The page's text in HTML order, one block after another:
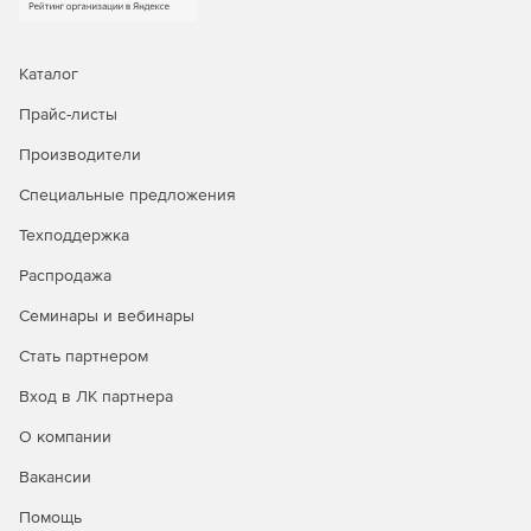
Делегированиеслужбы поддержки на основе ролей
Надо выбрать любую комбинацию задач управления,
и назначить их сотрудникам службы поддержки, HR и
администраторами.
восстановление объектов AD, почтовых ящиков
Восстановление на уровне элементов или атрибутов и
инкрементным резервным копиям.
Каталог
Прайс-листы
Производители
Специальные предложения
Техподдержка
Распродажа
Семинары и вебинары
Стать партнером
Вход в ЛК партнера
О компании
Вакансии
Помощь